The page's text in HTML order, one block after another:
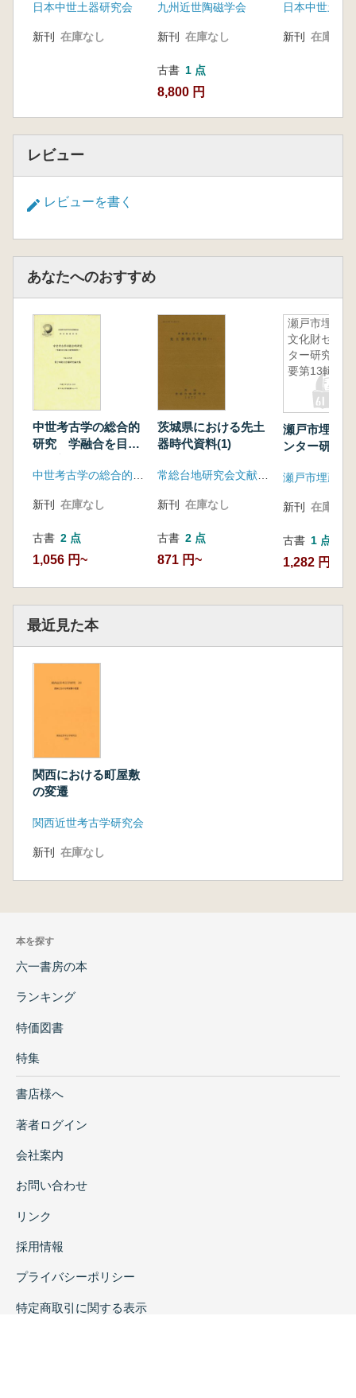
日本中世土器研究会
新刊 在庫なし
関西編)
九州近世陶磁学会
新刊 在庫なし
古書 1 点
8,800 円
日本中世土器
新刊 在庫なし
レビュー
レビューを書く
あなたへのおすすめ
中世考古学の総合的
研究 学融合を目指
新刊 在庫なし
古書 2 点
1,056 円~
茨城県における先土
器時代資料(1)
新刊 在庫なし
古書 2 点
871 円~
瀬戸市埋蔵
文化財セン
ター研究紀
要第13輯
瀬戸市埋蔵
ンター研究
新刊 在庫なし
古書 1 点
1,282 円
最近見た本
関西における町屋敷
の変遷
関西近世考古学研究会
新刊 在庫なし
本を探す
六一書房の本
ランキング
特価図書
特集
書店様へ
著者ログイン
会社案内
お問い合わせ
リンク
採用情報
プライバシーポリシー
特定商取引に関する表示